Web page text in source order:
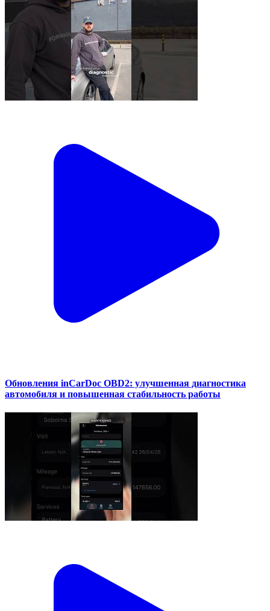
Обновления inCarDoc OBD2: улучшенная диагностика
автомобиля и повышенная стабильность работы